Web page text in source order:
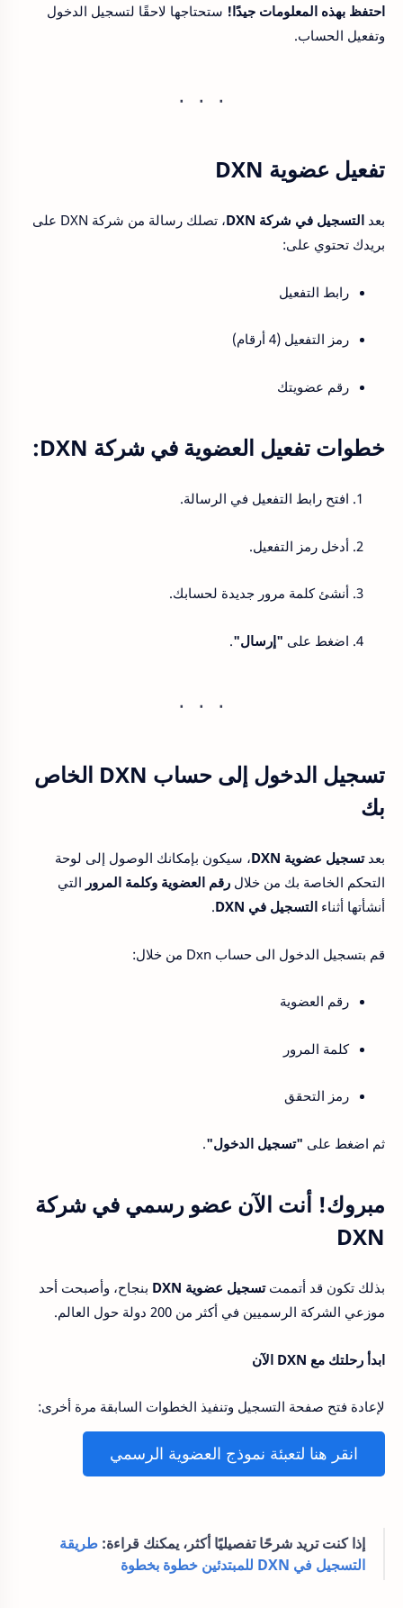
احتفظ بهذه المعلومات جيدًا! ستحتاجها لاحقًا لتسجيل الدخول
وتفعيل الحساب.
تفعيل عضوية DXN
بعد التسجيل في شركة DXN
، تصلك رسالة من شركة DXN على
بريدك تحتوي على:
رابط التفعيل
رمز التفعيل (4 أرقام)
رقم عضويتك
خطوات تفعيل العضوية في شركة DXN:
افتح رابط التفعيل في الرسالة.
أدخل رمز التفعيل.
أنشئ كلمة مرور جديدة لحسابك.
اضغط على "إرسال".
تسجيل الدخول إلى حساب DXN الخاص
بك
بعدتسجيل عضوية DXN
، سيكون بإمكانك الوصول إلى لوحة
التحكم الخاصة بك من خلال رقم العضوية وكلمة المرور التي
أنشأتها أثناء التسجيل في DXN .
قم بتسجيل الدخول الى حساب Dxn من خلال:
رقم العضوية
كلمة المرور
رمز التحقق
ثم اضغط على "تسجيل الدخول".
مبروك! أنت الآن عضو رسمي في شركة
DXN
بذلك تكون قد أتممتتسجيل عضوية DXN
بنجاح، وأصبحت أحد
موزعي الشركة الرسميين في أكثر من 200 دولة حول العالم.
ابدأ رحلتك مع DXN الآن
لإعادة فتح صفحة التسجيل وتنفيذ الخطوات السابقة مرة أخرى:
انقر هنا لتعبئة نموذج العضوية الرسمي
إذا كنت تريد شرحًا تفصيليًا أكثر، يمكنك قراءة: طريقة
التسجيل في DXN للمبتدئين خطوة بخطوة